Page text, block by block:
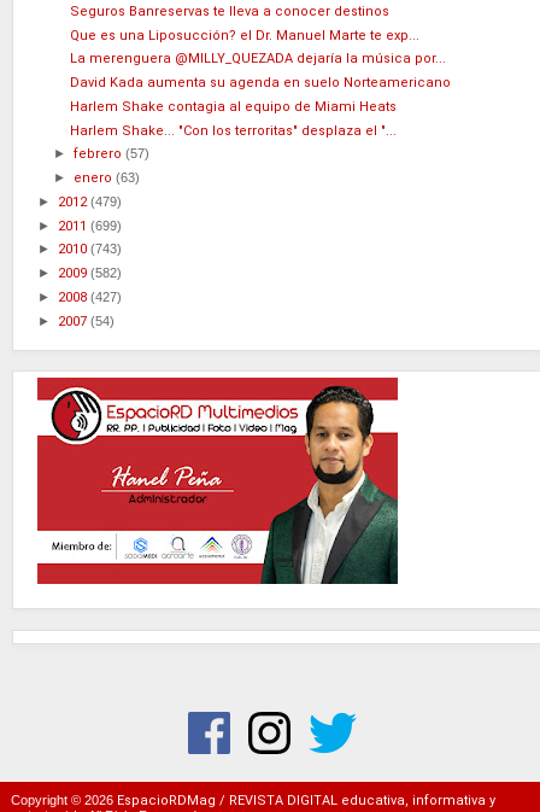
Seguros Banreservas te lleva a conocer destinos
Que es una Liposucción? el Dr. Manuel Marte te exp...
La merenguera @MILLY_QUEZADA dejaría la música por...
David Kada aumenta su agenda en suelo Norteamericano
Harlem Shake contagia al equipo de Miami Heats
Harlem Shake... "Con los terroritas" desplaza el "...
►febrero(57)
► enero(63)
► 2012(479)
► 2011 (699)
► 2010 (743)
► 2009 (582)
► 2008 (427)
► 2007 (54)
Copyright © 2026 EspacioRDMag / REVISTA DIGITAL educativa, informativa y